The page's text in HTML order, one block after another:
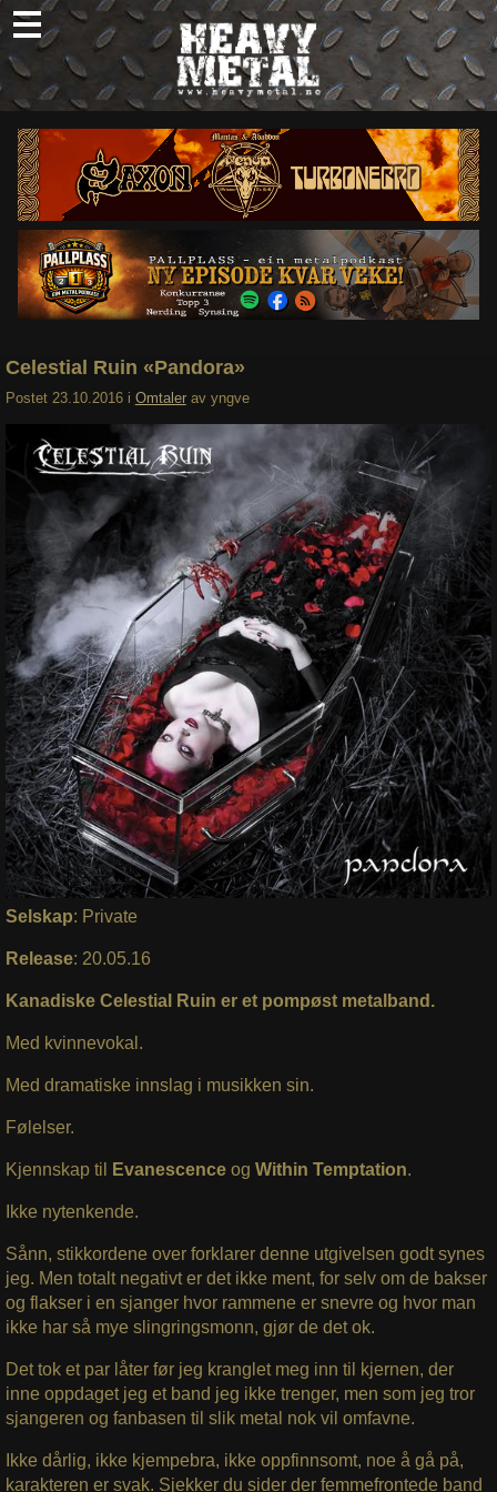
Skip
to
content
Nyheter
Omtaler
Intervjuer
Om oss
Abonner
Søk
Celestial Ruin «Pandora»
Postet 23.10.2016 i Omtaler av yngve
Selskap: Private
Release: 20.05.16
Kanadiske Celestial Ruin er et pompøst metalband.
Med kvinnevokal.
Med dramatiske innslag i musikken sin.
Følelser.
Kjennskap til Evanescence og Within Temptation.
Ikke nytenkende.
Sånn, stikkordene over forklarer denne utgivelsen godt synes
jeg. Men totalt negativt er det ikke ment, for selv om de bakser
og flakser i en sjanger hvor rammene er snevre og hvor man
ikke har så mye slingringsmonn, gjør de det ok.
Det tok et par låter før jeg kranglet meg inn til kjernen, der
inne oppdaget jeg et band jeg ikke trenger, men som jeg tror
sjangeren og fanbasen til slik metal nok vil omfavne.
Ikke dårlig, ikke kjempebra, ikke oppfinnsomt, noe å gå på,
karakteren er svak. Sjekker du sider der femmefrontede band